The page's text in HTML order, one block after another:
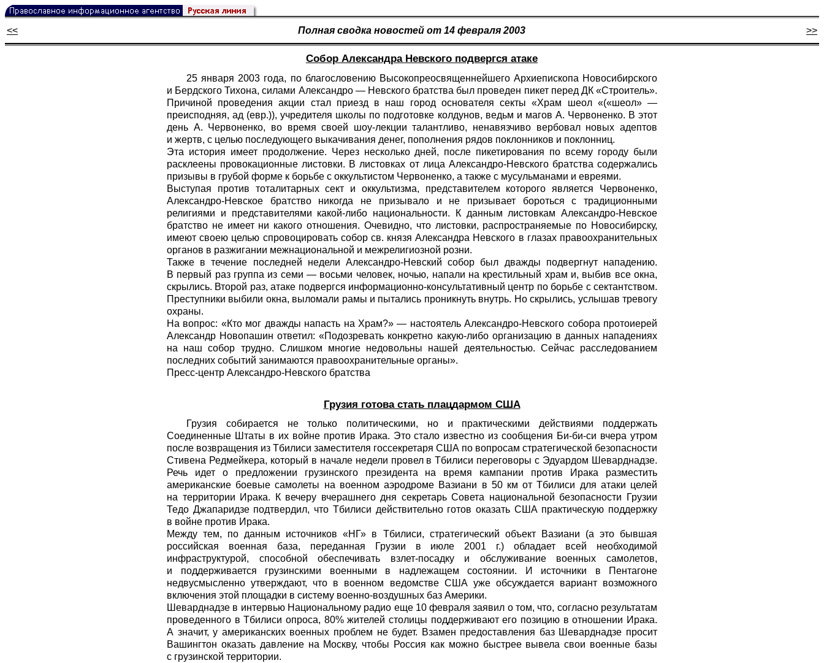
<< Полная сводка новостей от 14 февраля 2003 >>
Собор Александра Невского подвергся атаке
25 января 2003 года, по благословению Высокопреосвященнейшего Архиепископа Новосибирского
и Бердского Тихона, силами Александро — Невского братства был проведен пикет перед ДК «Строитель».
Причиной проведения акции стал приезд в наш город основателя секты «Храм шеол «(«шеол» —
преисподняя, ад (евр.)), учредителя школы по подготовке колдунов, ведьм и магов А. Червоненко. В этот
день А. Червоненко, во время своей шоу-лекции талантливо, ненавязчиво вербовал новых адептов
и жертв, с целью последующего выкачивания денег, пополнения рядов поклонников и поклонниц.
Эта история имеет продолжение. Через несколько дней, после пикетирования по всему городу были
расклеены провокационные листовки. В листовках от лица Александро-Невского братства содержались
призывы в грубой форме к борьбе с оккультистом Червоненко, а также с мусульманами и евреями.
Выступая против тоталитарных сект и оккультизма, представителем которого является Червоненко,
Александро-Невское братство никогда не призывало и не призывает бороться с традиционными
религиями и представителями какой-либо национальности. К данным листовкам Александро-Невское
братство не имеет ни какого отношения. Очевидно, что листовки, распространяемые по Новосибирску,
имеют своею целью спровоцировать собор св. князя Александра Невского в глазах правоохранительных
органов в разжигании межнациональной и межрелигиозной розни.
Также в течение последней недели Александро-Невский собор был дважды подвергнут нападению.
В первый раз группа из семи — восьми человек, ночью, напали на крестильный храм и, выбив все окна,
скрылись. Второй раз, атаке подвергся информационно-консультативный центр по борьбе с сектантством.
Преступники выбили окна, выломали рамы и пытались проникнуть внутрь. Но скрылись, услышав тревогу
охраны.
На вопрос: «Кто мог дважды напасть на Храм?» — настоятель Александро-Невского собора протоиерей
Александр Новопашин ответил: «Подозревать конкретно какую-либо организацию в данных нападениях
на наш собор трудно. Слишком многие недовольны нашей деятельностью. Сейчас расследованием
последних событий занимаются правоохранительные органы».
Пресс-центр Александро-Невского братства
Грузия готова стать плацдармом США
Грузия собирается не только политическими, но и практическими действиями поддержать
Соединенные Штаты в их войне против Ирака. Это стало известно из сообщения Би-би-си вчера утром
после возвращения из Тбилиси заместителя госсекретаря США по вопросам стратегической безопасности
Стивена Редмейкера, который в начале недели провел в Тбилиси переговоры с Эдуардом Шеварднадзе.
Речь идет о предложении грузинского президента на время кампании против Ирака разместить
американские боевые самолеты на военном аэродроме Вазиани в 50 км от Тбилиси для атаки целей
на территории Ирака. К вечеру вчерашнего дня секретарь Совета национальной безопасности Грузии
Тедо Джапаридзе подтвердил, что Тбилиси действительно готов оказать США практическую поддержку
в войне против Ирака.
Между тем, по данным источников «НГ» в Тбилиси, стратегический объект Вазиани (а это бывшая
российская военная база, переданная Грузии в июле 2001 г.) обладает всей необходимой
инфраструктурой, способной обеспечивать взлет-посадку и обслуживание военных самолетов,
и поддерживается грузинскими военными в надлежащем состоянии. И источники в Пентагоне
недвусмысленно утверждают, что в военном ведомстве США уже обсуждается вариант возможного
включения этой площадки в систему военно-воздушных баз Америки.
Шеварднадзе в интервью Национальному радио еще 10 февраля заявил о том, что, согласно результатам
проведенного в Тбилиси опроса, 80% жителей столицы поддерживают его позицию в отношении Ирака.
А значит, у американских военных проблем не будет. Взамен предоставления баз Шеварднадзе просит
Вашингтон оказать давление на Москву, чтобы Россия как можно быстрее вывела свои военные базы
с грузинской территории.